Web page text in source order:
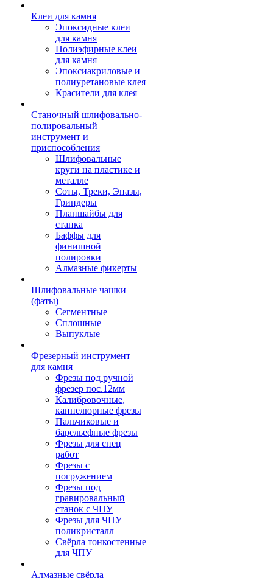
Клеи для камня
Эпоксидные клеи
для камня
Полиэфирные клеи
для камня
Эпоксиакриловые и
полиуретановые клея
Красители для клея
Станочный шлифовально-
полировальный
инструмент и
приспособления
Шлифовальные
круги на пластике и
металле
Соты, Треки, Эпазы,
Гриндеры
Планшайбы для
станка
Баффы для
финишной
полировки
Алмазные фикерты
Шлифовальные чашки
(фаты)
Сегментные
Сплошные
Выпуклые
Фрезерный инструмент
для камня
Фрезы под ручной
фрезер пос.12мм
Калибровочные,
каннелюрные фрезы
Пальчиковые и
барельефные фрезы
Фрезы для спец
работ
Фрезы с
погружением
Фрезы под
гравировальный
станок с ЧПУ
Фрезы для ЧПУ
поликристалл
Свёрла тонкостенные
для ЧПУ
Алмазные свёрла